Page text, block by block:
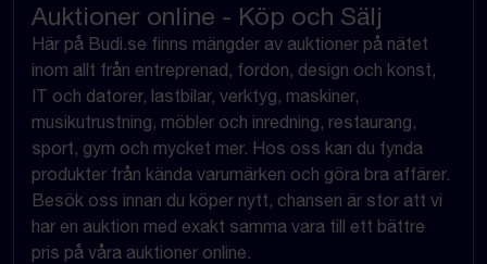
Auktioner online - Köp och Sälj
Här på Budi.se finns mängder av auktioner på nätet
inom allt från entreprenad, fordon, design och konst,
IT och datorer, lastbilar, verktyg, maskiner,
musikutrustning, möbler och inredning, restaurang,
sport, gym och mycket mer. Hos oss kan du fynda
produkter från kända varumärken och göra bra affärer.
Besök oss innan du köper nytt, chansen är stor att vi
har en auktion med exakt samma vara till ett bättre
pris på våra auktioner online.